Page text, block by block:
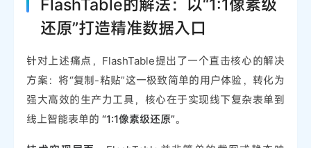
FlashTable的解法：以“1:1像素级
还原”打造精准数据入口
针对上述痛点，FlashTable提出了一个直击核心的解决
方案：将“复制-粘贴”这一极致简单的用户体验，转化为
强大高效的生产力工具，核心在于实现线下复杂表单到
线上智能表单的“1:1像素级还原”。